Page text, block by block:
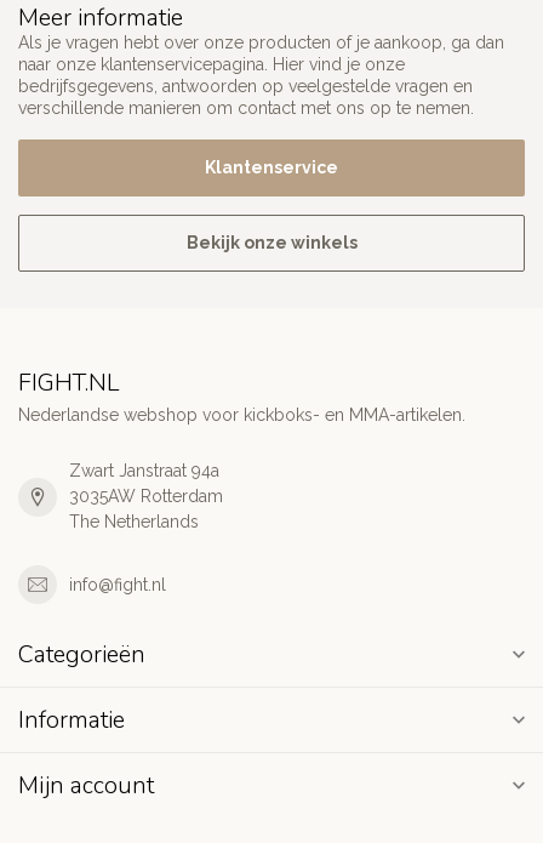
Meer informatie
Als je vragen hebt over onze producten of je aankoop, ga dan
naar onze klantenservicepagina. Hier vind je onze
bedrijfsgegevens, antwoorden op veelgestelde vragen en
verschillende manieren om contact met ons op te nemen.
Klantenservice
Bekijk onze winkels
FIGHT.NL
Nederlandse webshop voor kickboks- en MMA-artikelen.
Zwart Janstraat 94a
3035AW Rotterdam
The Netherlands
info@fight.nl
Categorieën
Informatie
Mijn account